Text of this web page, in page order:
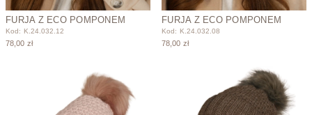
FURJA Z ECO POMPONEM
Kod: K.24.032.12
78,00 zł
FURJA Z ECO POMPONEM
Kod: K.24.032.08
78,00 zł